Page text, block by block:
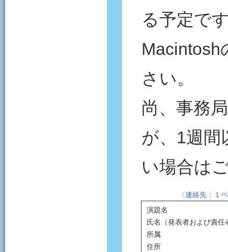
る予定で
Macintosh
さい。
尚、事務
が、1週間
い場合は
〈連絡先：１
演題名
氏名（発表者および責任
所属
住所